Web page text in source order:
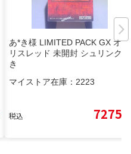
あ*き様 LIMITED PACK GX オシ
リスレッド 未開封 シュリンク付
き
マイストア在庫： 2223
税込 7275